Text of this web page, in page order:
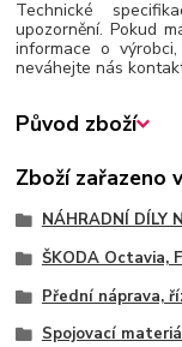
Technické
upozornění. Pokud
informace o
neváhejte nás
Původ zboží
Zboží zařazeno
NÁHRADNÍ DÍLY
ŠKODA Octavia,
Přední náprava,
Spojovací